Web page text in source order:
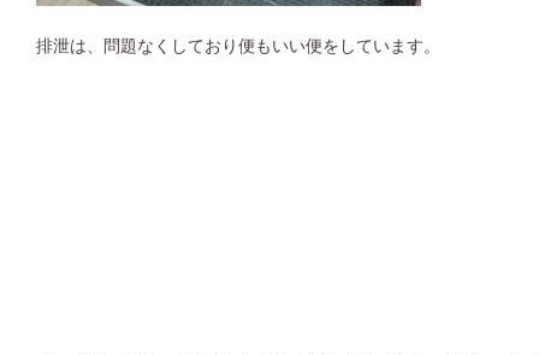
排泄は、問題なくしており便もいい便をしています。